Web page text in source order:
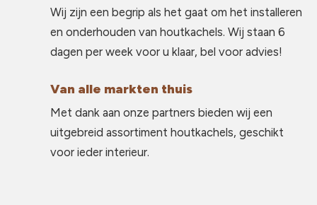
Wij zijn een begrip als het gaat om het installeren
en onderhouden van houtkachels. Wij staan 6
dagen per week voor u klaar, bel voor advies!
Van alle markten thuis
Met dank aan onze partners bieden wij een
uitgebreid assortiment houtkachels, geschikt
voor ieder interieur.